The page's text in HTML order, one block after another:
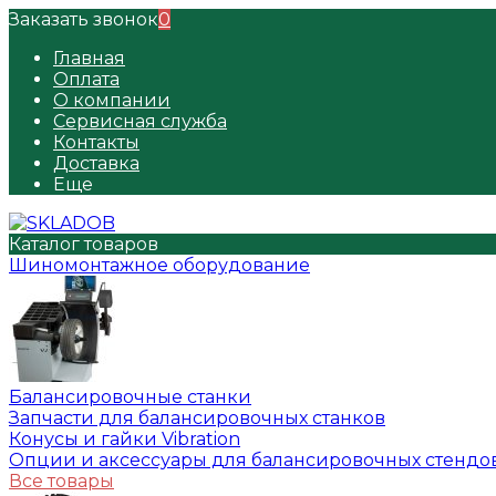
Заказать звонок0
Главная
Оплата
О компании
Сервисная служба
Контакты
Доставка
Еще
Каталог товаров
Шиномонтажное оборудование
Балансировочные станки
Запчасти для балансировочных станков
Конусы и гайки Vibration
Опции и аксессуары для балансировочных
Все товары